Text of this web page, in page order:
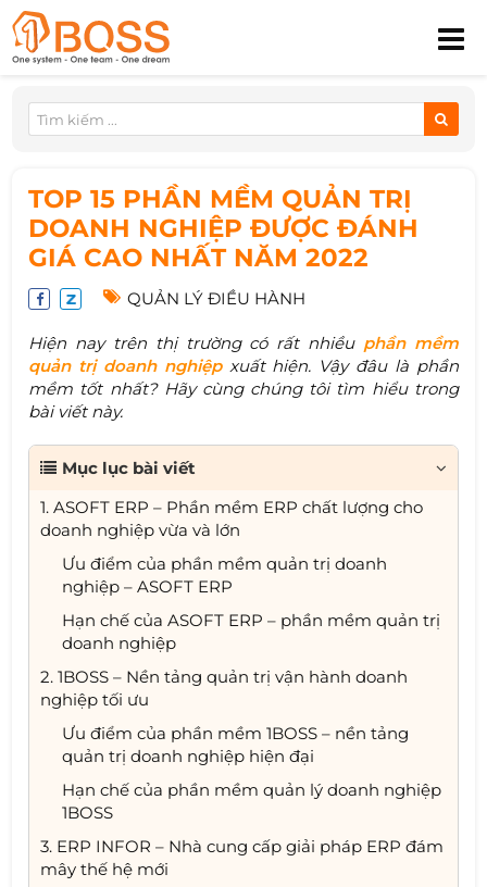
TOP 15 PHẦN MỀM QUẢN TRỊ
DOANH NGHIỆP ĐƯỢC ĐÁNH
GIÁ CAO NHẤT NĂM 2022
QUẢN LÝ ĐIỀU HÀNH
Hiện nay trên thị trường có rất nhiều phần mềm
quản trị doanh nghiệp xuất hiện. Vậy đâu là phần
mềm tốt nhất? Hãy cùng chúng tôi tìm hiểu trong
bài viết này.
Mục lục bài viết
1. ASOFT ERP – Phần mềm ERP chất lượng cho
doanh nghiệp vừa và lớn
Ưu điểm của phần mềm quản trị doanh
nghiệp – ASOFT ERP
Hạn chế của ASOFT ERP – phần mềm quản trị
doanh nghiệp
2. 1BOSS – Nền tảng quản trị vận hành doanh
nghiệp tối ưu
Ưu điểm của phần mềm 1BOSS – nền tảng
quản trị doanh nghiệp hiện đại
Hạn chế của phần mềm quản lý doanh nghiệp
1BOSS
3. ERP INFOR – Nhà cung cấp giải pháp ERP đám
mây thế hệ mới